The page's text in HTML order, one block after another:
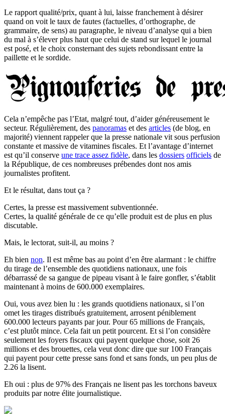
Le rapport qualité/prix, quant à lui, laisse franchement à désirer
quand on voit le taux de fautes (factuelles, d’orthographe, de
grammaire, de sens) au paragraphe, le niveau d’analyse qui a bien
du mal à s’élever plus haut que celui de stand sur lequel le journal
est posé, et le choix consternant des sujets rebondissant entre la
paillette et le sordide.
Cela n’empêche pas l’Etat, malgré tout, d’aider généreusement le
secteur. Régulièrement, des panoramas et des articles (de blog, en
majorité) viennent rappeler que la presse nationale vit sous perfusion
constante et massive de vitamines fiscales. Et l’avantage d’internet
est qu’il conserve une trace assez fidèle, dans les dossiers officiels de
la République, de ces nombreuses prébendes dont nos amis
journalistes profitent.
Et le résultat, dans tout ça ?
Certes, la presse est massivement subventionnée.
Certes, la qualité générale de ce qu’elle produit est de plus en plus
discutable.
Mais, le lectorat, suit-il, au moins ?
Eh bien non. Il est même bas au point d’en être alarmant : le chiffre
du tirage de l’ensemble des quotidiens nationaux, une fois
débarrassé de sa gangue de pipeau visant à le faire gonfler, s’établit
maintenant à moins de 600.000 exemplaires.
Oui, vous avez bien lu : les grands quotidiens nationaux, si l’on
omet les tirages distribués gratuitement, arrosent péniblement
600.000 lecteurs payants par jour. Pour 65 millions de Français,
c’est plutôt mince. Cela fait un petit pourcent. Et si l’on considère
seulement les foyers fiscaux qui payent quelque chose, soit 26
millions et des brouettes, cela veut donc dire que sur 100 Français
qui payent pour cette presse sans fond et sans fonds, un peu plus de
2.26 la lisent.
Eh oui : plus de 97% des Français ne lisent pas les torchons baveux
produits par notre élite journalistique.